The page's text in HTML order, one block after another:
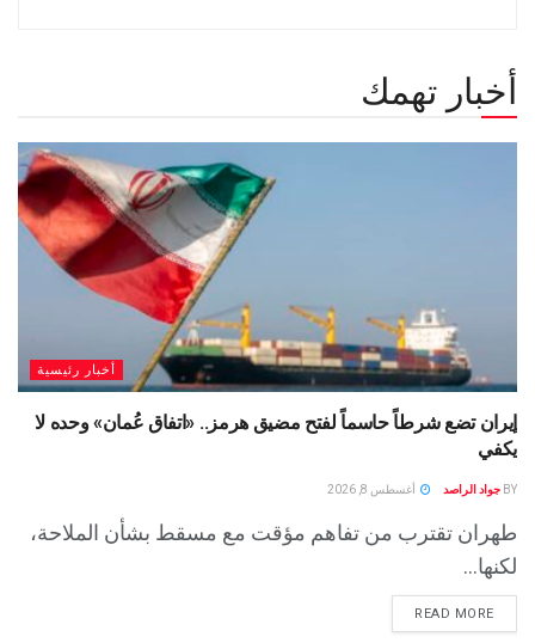
أخبار تهمك
أخبار رئيسية
إيران تضع شرطاً حاسماً لفتح مضيق هرمز.. «اتفاق عُمان» وحده لا
يكفي
BY جواد الراصد أغسطس 8, 2026
طهران تقترب من تفاهم مؤقت مع مسقط بشأن الملاحة،
لكنها...
READ MORE